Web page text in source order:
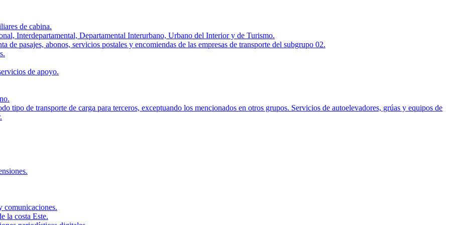
de cabina.
Interdepartamental, Departamental Interurbano, Urbano del Interior y de Turismo.
de pasajes, abonos, servicios postales y encomiendas de las empresas de transporte del subgrupo 02.
de apoyo.
tipo de transporte de carga para terceros, exceptuando los mencionados en otros grupos. Servicios de autoelevadores, grúas y equipos de
comunicaciones.
la costa Este.